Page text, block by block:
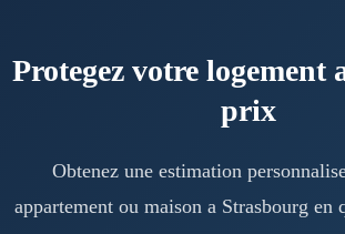
Protegez votre logement
prix
Obtenez une estimation
appartement ou maison a Strasbourg en